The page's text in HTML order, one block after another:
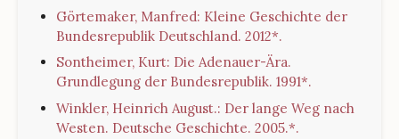
Görtemaker, Manfred: Kleine Geschichte der
Bundesrepublik Deutschland. 2012*.
Sontheimer, Kurt: Die Adenauer-Ära.
Grundlegung der Bundesrepublik. 1991*.
Winkler, Heinrich August.: Der lange Weg nach
Westen. Deutsche Geschichte. 2005.*.